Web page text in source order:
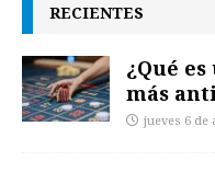
RECIENTES
¿Qué
más
jueves 6 de